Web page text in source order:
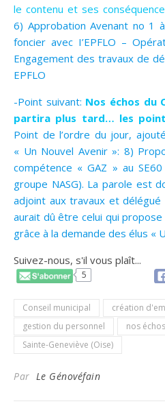
le contenu et ses
6) Approbation Avenant no 1
foncier avec I’EPFLO –
Engagement des travaux de
EPFLO
-Point suivant: Nos échos du
partira plus tard… les
Point de l’ordre du jour,
« Un Nouvel Avenir »: 8)
compétence « GAZ » au
groupe NASG). La parole est
adjoint aux travaux et délégué
aurait dû être celui qui
grâce à la demande des élus «
Suivez-nous, s'il vous plaît...
5
Conseil municipal création
gestion du personnel
nos
Sainte-Geneviève (Oise)
Par Le Génovéfain